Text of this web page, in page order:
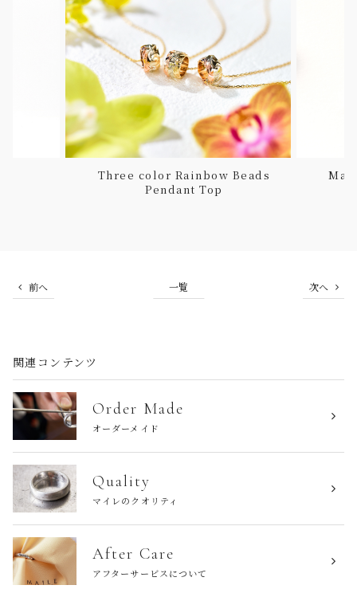
Three color Rainbow Beads
Pendant Top
前へ 一覧 次へ
関連コンテンツ
Order Made
オーダーメイド
Quality
マイレのクオリティ
After Care
アフターサービスについて